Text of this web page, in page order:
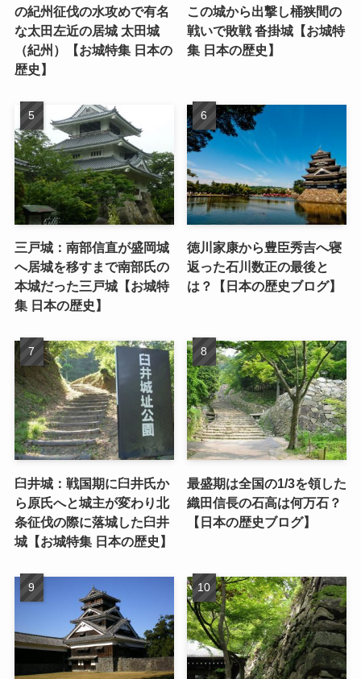
の紀州征伐の水攻めで有名
な太田左近の居城 太田城
（紀州）【お城特集 日本の
歴史】
この城から出撃し桶狭間の
戦いで敗戦 沓掛城【お城特
集 日本の歴史】
三戸城：南部信直が盛岡城
へ居城を移すまで南部氏の
本城だった三戸城【お城特
集 日本の歴史】
徳川家康から豊臣秀吉へ寝
返った石川数正の最後と
は？【日本の歴史ブログ】
臼井城：戦国期に臼井氏か
ら原氏へと城主が変わり北
条征伐の際に落城した臼井
城【お城特集 日本の歴史】
最盛期は全国の1/3を領した
織田信長の石高は何万石？
【日本の歴史ブログ】